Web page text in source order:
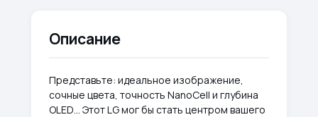
Описание
Представьте: идеальное изображение,
сочные цвета, точность NanoCell и глубина
OLED… Этот LG мог бы стать центром вашего